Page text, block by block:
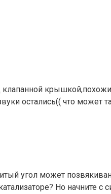
клапанной
остались(( что может
угол может
Но начните с